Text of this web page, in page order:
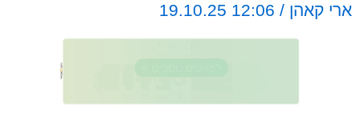
ארי קאהן / 12:06 19.10.25